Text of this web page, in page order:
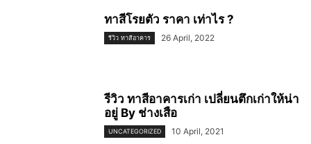
ทาสีโรยตัว ราคา เท่าไร ?
รีวิว ทาสีอาคาร 26 April, 2022
รีวิว ทาสีอาคารเก่า เปลี่ยนตึกเก่าให้น่า
อยู่ By ช่างเสือ
UNCATEGORIZED 10 April, 2021